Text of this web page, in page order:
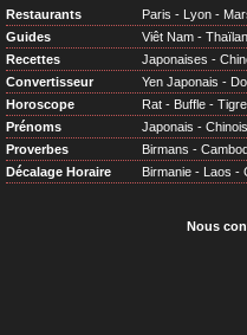
Restaurants Paris - Lyon -
Guides
Viêt Nam -
Recettes
Japonaises -
Convertisseur
Yen Japonais -
Horoscope
Rat - Buffle - Tigre
Prénoms
Japonais - Chinois
Proverbes
Birmans -
Décalage Horaire
Birmanie - Laos -
Nous